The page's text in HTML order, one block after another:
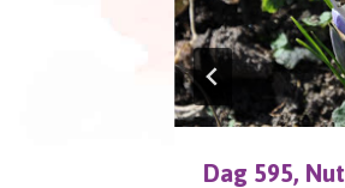
Dag 595, Nut